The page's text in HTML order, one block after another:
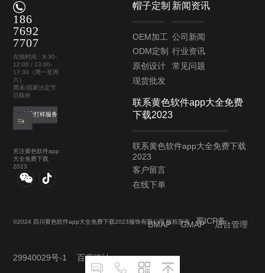
186
7692
7707
在线时间：8:30-
12:00 / 13:00-
17:30（周一至周
六）
周末/国家法定节
日除外
申请打样服务
关注黄色软件app
大全免费下载
2023
帽子定制
OEM加工
ODM定制
原创设计
现货批发
新闻资讯
公司新闻
行业资讯
常见问题
联系黄色软件app大全免费
下载2023
联系黄色软件app大全免费下载
2023
客户留言
在线下单
©2024 四川黄色软件app大全免费下载2023服饰有限公司 版权所有 蜀ICP备
29940029号-1 百度统计
BMAP GMAP 后台管理